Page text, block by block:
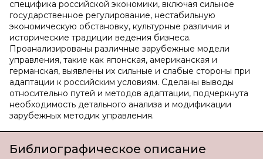
специфика российской экономики, включая сильное
государственное регулирование, нестабильную
экономическую обстановку, культурные различия и
исторические традиции ведения бизнеса.
Проанализированы различные зарубежные модели
управления, такие как японская, американская и
германская, выявлены их сильные и слабые стороны при
адаптации к российским условиям. Сделаны выводы
относительно путей и методов адаптации, подчеркнута
необходимость детального анализа и модификации
зарубежных методик управления.
Библиографическое описание